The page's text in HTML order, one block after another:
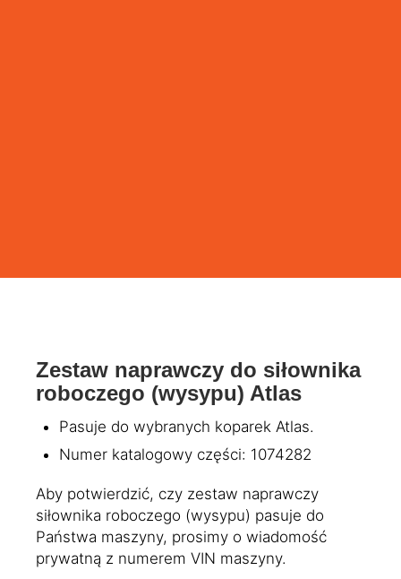
Zestaw naprawczy do siłownika
roboczego (wysypu) Atlas
Pasuje do wybranych koparek Atlas.
Numer katalogowy części: 1074282
Aby potwierdzić, czy zestaw naprawczy
siłownika roboczego (wysypu) pasuje do
Państwa maszyny, prosimy o wiadomość
prywatną z numerem VIN maszyny.